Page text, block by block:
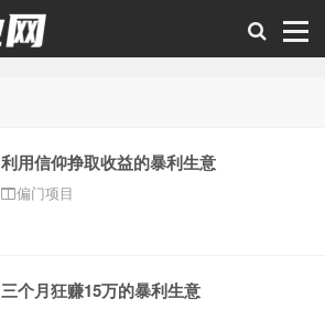
利用信仰挣取收益的暴利生意
偏门项目
三个月狂赚15万的暴利生意